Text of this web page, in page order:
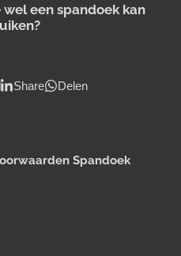
een spandoek kan
Share Delen
Spandoek